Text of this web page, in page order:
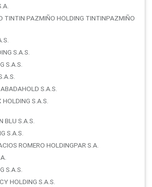
TINTIN PAZMIÑO HOLDING TINTINPAZMIÑO
S.A.S.
S.A.S.
S.A.S.
S.A.S.
BLU S.A.S.
S.A.S.
ROMERO HOLDINGPAR S.A.
S.A.S.
HOLDING S.A.S.